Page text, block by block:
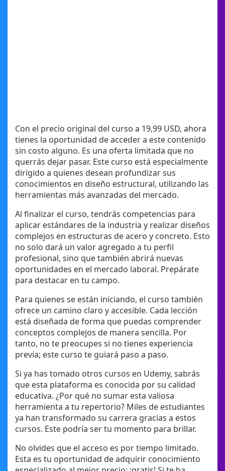
Con el precio original del curso a 19,99 USD, ahora
tienes la oportunidad de acceder a este contenido
sin costo alguno. Es una oferta limitada que no
querrás dejar pasar. Este curso está especialmente
dirigido a quienes desean profundizar sus
conocimientos en diseño estructural, utilizando las
herramientas más avanzadas del mercado.
Al finalizar el curso, tendrás competencias para
aplicar estándares de la industria y realizar diseños
complejos en estructuras de acero y concreto. Esto
no solo dará un valor agregado a tu perfil
profesional, sino que también abrirá nuevas
oportunidades en el mercado laboral. Prepárate
para destacar en tu campo.
Para quienes se están iniciando, el curso también
ofrece un camino claro y accesible. Cada lección
está diseñada de forma que puedas comprender
conceptos complejos de manera sencilla. Por
tanto, no te preocupes si no tienes experiencia
previa; este curso te guiará paso a paso.
Si ya has tomado otros cursos en Udemy, sabrás
que esta plataforma es conocida por su calidad
educativa. ¿Por qué no sumar esta valiosa
herramienta a tu repertorio? Miles de estudiantes
ya han transformado su carrera gracias a estos
cursos. Este podría ser tu momento para brillar.
No olvides que el acceso es por tiempo limitado.
Esta es tu oportunidad de adquirir conocimiento